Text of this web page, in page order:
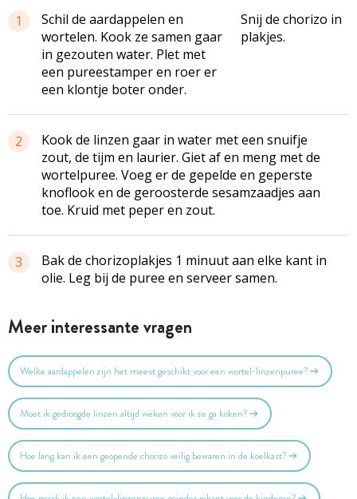
1
Schil de aardappelen en
wortelen. Kook ze samen gaar
in gezouten water. Plet met
een pureestamper en roer er
een klontje boter onder.
Snij de chorizo in
plakjes.
2
Kook de linzen gaar in water met een snuifje
zout, de tijm en laurier. Giet af en meng met de
wortelpuree. Voeg er de gepelde en geperste
knoflook en de geroosterde sesamzaadjes aan
toe. Kruid met peper en zout.
3
Bak de chorizoplakjes 1 minuut aan elke kant in
olie. Leg bij de puree en serveer samen.
Meer interessante vragen
Welke aardappelen zijn het meest geschikt voor een wortel-linzenpuree?
Moet ik gedroogde linzen altijd weken voor ik ze ga koken?
Hoe lang kan ik een geopende chorizo veilig bewaren in de koelkast?